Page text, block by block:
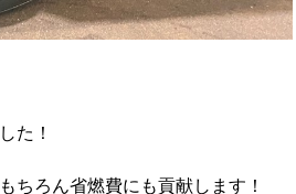
た！
ちろん省燃費にも貢献します！